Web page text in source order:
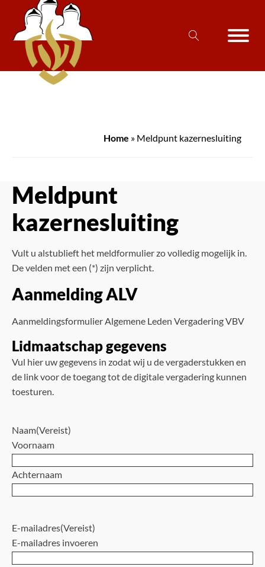
Home » Meldpunt kazernesluiting
Meldpunt
kazernesluiting
Vult u alstublieft het meldformulier zo volledig mogelijk in.
De velden met een (*) zijn verplicht.
Aanmelding ALV
Aanmeldingsformulier Algemene Leden Vergadering VBV
Lidmaatschap gegevens
Vul hier uw gegevens in zodat wij u de vergaderstukken en
de link voor de toegang tot de digitale vergadering kunnen
toesturen.
Naam(Vereist)
Voornaam
Achternaam
E-mailadres(Vereist)
E-mailadres invoeren